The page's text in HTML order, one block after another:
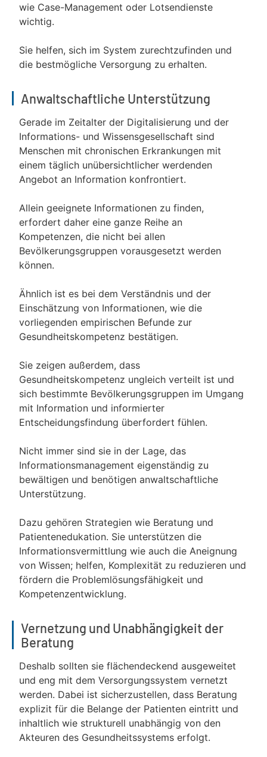
wie Case-Management oder Lotsendienste
wichtig.
Sie helfen, sich im System zurechtzufinden und
die bestmögliche Versorgung zu erhalten.
Anwaltschaftliche Unterstützung
Gerade im Zeitalter der Digitalisierung und der
Informations- und Wissensgesellschaft sind
Menschen mit chronischen Erkrankungen mit
einem täglich unübersichtlicher werdenden
Angebot an Information konfrontiert.
Allein geeignete Informationen zu finden,
erfordert daher eine ganze Reihe an
Kompetenzen, die nicht bei allen
Bevölkerungsgruppen vorausgesetzt werden
können.
Ähnlich ist es bei dem Verständnis und der
Einschätzung von Informationen, wie die
vorliegenden empirischen Befunde zur
Gesundheitskompetenz bestätigen.
Sie zeigen außerdem, dass
Gesundheitskompetenz ungleich verteilt ist und
sich bestimmte Bevölkerungsgruppen im Umgang
mit Information und informierter
Entscheidungsfindung überfordert fühlen.
Nicht immer sind sie in der Lage, das
Informationsmanagement eigenständig zu
bewältigen und benötigen anwaltschaftliche
Unterstützung.
Dazu gehören Strategien wie Beratung und
Patientenedukation. Sie unterstützen die
Informationsvermittlung wie auch die Aneignung
von Wissen; helfen, Komplexität zu reduzieren und
fördern die Problemlösungsfähigkeit und
Kompetenzentwicklung.
Vernetzung und Unabhängigkeit der
Beratung
Deshalb sollten sie flächendeckend ausgeweitet
und eng mit dem Versorgungssystem vernetzt
werden. Dabei ist sicherzustellen, dass Beratung
explizit für die Belange der Patienten eintritt und
inhaltlich wie strukturell unabhängig von den
Akteuren des Gesundheitssystems erfolgt.